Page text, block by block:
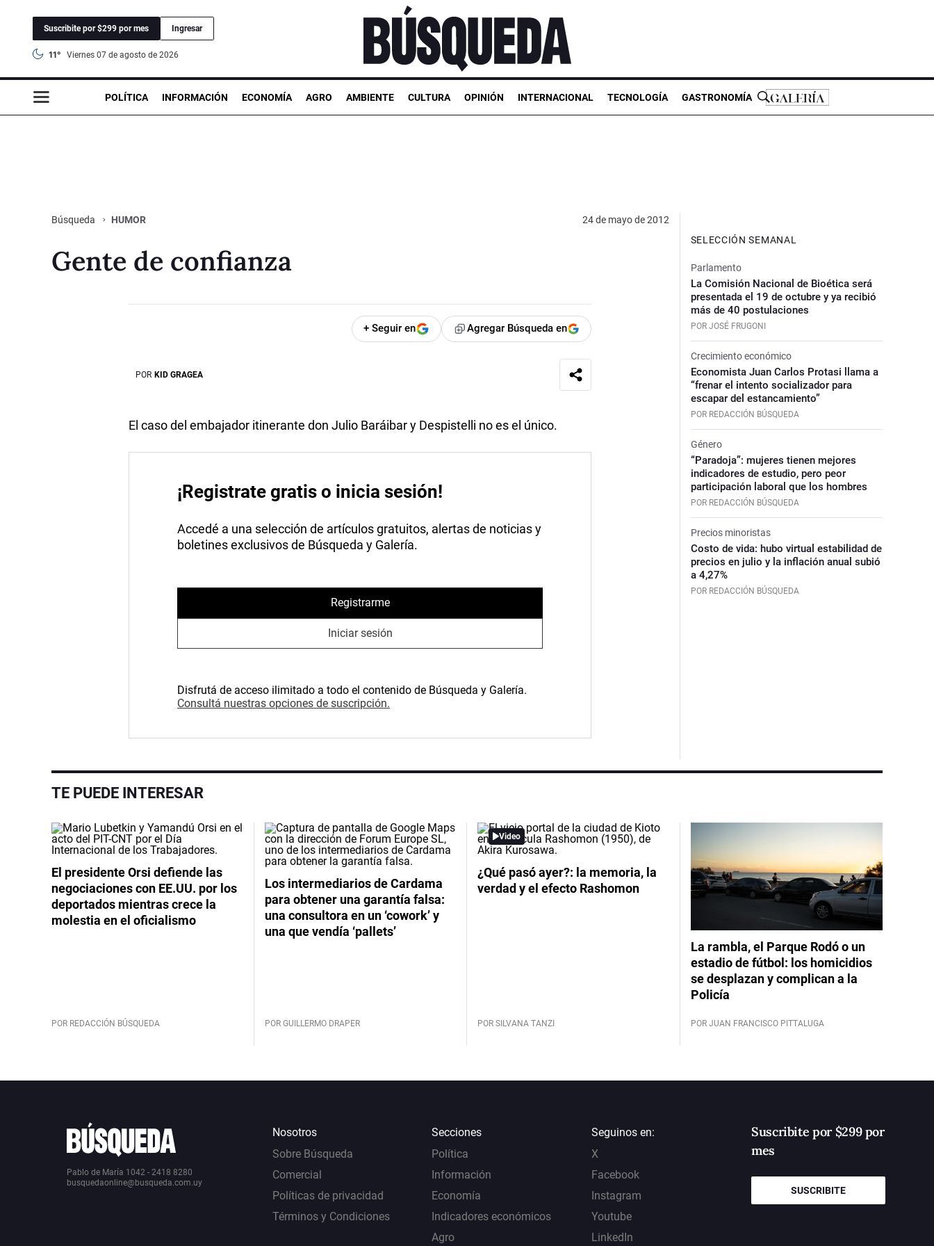
Suscribite por $299 por mes Ingresar
11° viernes 07 de agosto de 2026
POLÍTICA INFORMACIÓN ECONOMÍA AGRO AMBIENTE CULTURA OPINIÓN INTERNACIONAL TECNOLOGÍA GASTRONOMÍA
Búsqueda HUMOR 24 de mayo de 2012
Gente de confianza
+ Seguir en Agregar Búsqueda en
POR KID GRAGEA
El caso del embajador itinerante don Julio Baráibar y Despistelli no es el único.
¡Registrate gratis o inicia sesión!
Accedé a una selección de artículos gratuitos, alertas de noticias y
boletines exclusivos de Búsqueda y Galería.
Registrarme
Iniciar sesión
Disfrutá de acceso ilimitado a todo el contenido de Búsqueda y Galería.
Consultá nuestras opciones de suscripción.
SELECCIÓN SEMANAL
Parlamento
La Comisión Nacional de Bioética será
presentada el 19 de octubre y ya recibió
más de 40 postulaciones
POR JOSÉ FRUGONI
Crecimiento económico
Economista Juan Carlos Protasi llama a
“frenar el intento socializador para
escapar del estancamiento”
POR REDACCIÓN BÚSQUEDA
Género
“Paradoja”: mujeres tienen mejores
indicadores de estudio, pero peor
participación laboral que los hombres
POR REDACCIÓN BÚSQUEDA
Precios minoristas
Costo de vida: hubo virtual estabilidad de
precios en julio y la inflación anual subió
a 4,27%
POR REDACCIÓN BÚSQUEDA
TE PUEDE INTERESAR
El presidente Orsi defiende las
negociaciones con EE.UU. por los
deportados mientras crece la
molestia en el oficialismo
POR REDACCIÓN BÚSQUEDA
Los intermediarios de Cardama
para obtener una garantía falsa:
una consultora en un ‘cowork’ y
una que vendía ‘pallets’
POR GUILLERMO DRAPER
Video
¿Qué pasó ayer?: la memoria, la
verdad y el efecto Rashomon
POR SILVANA TANZI
La rambla, el Parque Rodó o un
estadio de fútbol: los homicidios
se desplazan y complican a la
Policía
POR JUAN FRANCISCO PITTALUGA
Pablo de María 1042 - 2418 8280
busquedaonline@busqueda.com.uy
Nosotros
Sobre Búsqueda
Comercial
Políticas de privacidad
Términos y Condiciones
Secciones
Política
Información
Economía
Indicadores económicos
Agro
Seguinos en:
X
Facebook
Instagram
Youtube
LinkedIn
Suscribite por $299 por
mes
SUSCRIBITE